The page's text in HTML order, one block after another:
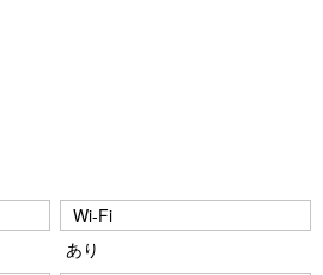
Wi-Fi
あり